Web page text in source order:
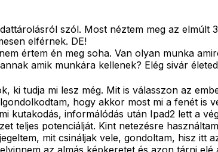
szól. Most néztem meg az
elférnek. DE!
értem én meg soha. Van olyan munka
amik munkára kellenek? Elég sivár
ki tudja mi lesz még. Mit is válasszon az
hogy akkor most mi a fenét
kutakodás, informálódás után Ipad2 lett a
teljes potenciálját. Kint netezésre
mit csináljak vele, gondoltam, hisz
az almás képkeretet és azon tárni